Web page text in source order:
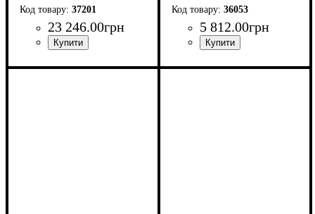
37201
23 246.00грн
36053
5 812.00грн